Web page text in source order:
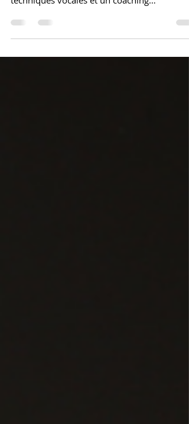
Accompagnez votre enfant chanteur à briller
sur scène avec des conseils adaptés, des